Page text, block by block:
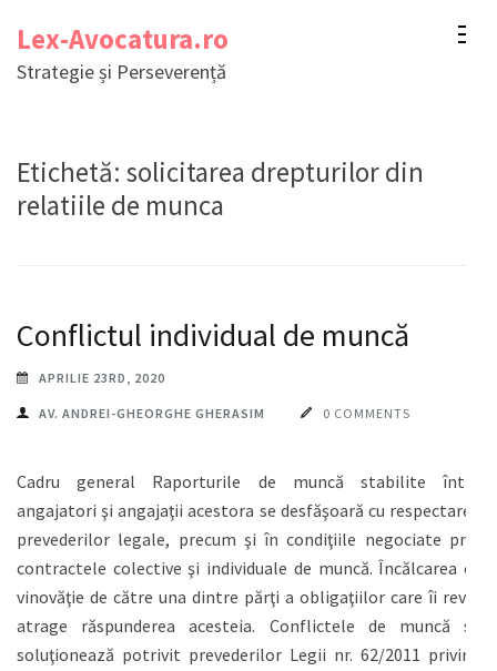
conținut
Lex-Avocatura.ro
Strategie și Perseverență
Etichetă: solicitarea drepturilor din
relatiile de munca
Conflictul individual de muncă
APRILIE 23RD, 2020
AV. ANDREI-GHEORGHE GHERASIM 0 COMMENTS
Cadru general Raporturile de muncă stabilite între
angajatori şi angajaţii acestora se desfăşoară cu respectarea
prevederilor legale, precum şi în condiţiile negociate prin
contractele colective şi individuale de muncă. Încălcarea cu
vinovăţie de către una dintre părţi a obligaţiilor care îi revin
atrage răspunderea acesteia. Conflictele de muncă se
soluţionează potrivit prevederilor Legii nr. 62/2011 privind